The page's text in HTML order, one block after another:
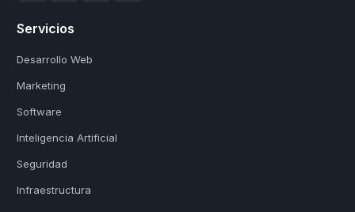
Servicios
Desarrollo Web
Marketing
Software
Inteligencia Artificial
Seguridad
Infraestructura